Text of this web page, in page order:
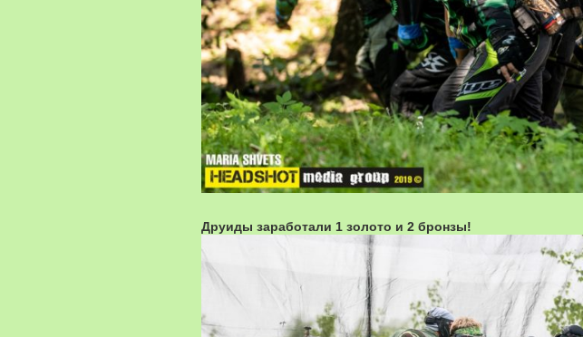
Друиды заработали 1 золото и 2 бронзы!